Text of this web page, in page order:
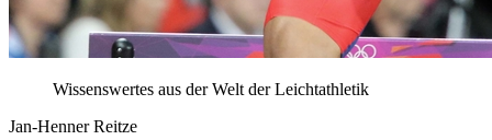
Wissenswertes aus der Welt der Leichtathletik
Jan-Henner Reitze